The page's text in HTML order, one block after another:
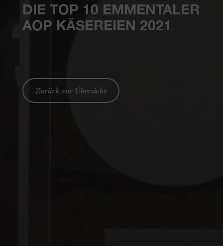
DIE TOP 10 EMMENTALER
AOP KÄSEREIEN 2021
Zurück zur Übersicht